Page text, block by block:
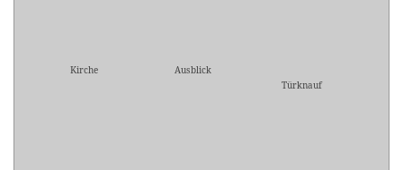
Kirche
Ausblick
Türknauf